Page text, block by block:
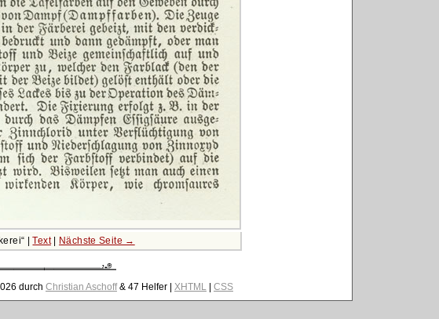
|Text| Nächste Seite →
durch Christian Aschoff& 47 Helfer | XHTML | CSS